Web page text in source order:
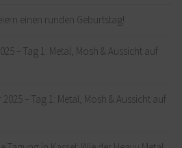
einen runden Geburtstag!
– Tag 1: Metal, Mosh & Aussicht auf
– Tag 1: Metal, Mosh & Aussicht auf